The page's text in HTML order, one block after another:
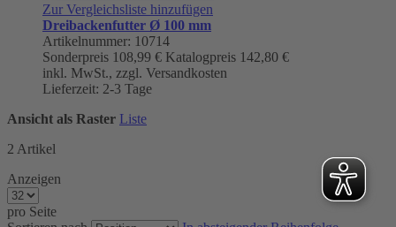
Zur Vergleichsliste hinzufügen
Dreibackenfutter Ø 100 mm
Artikelnummer: 10714
Sonderpreis 108,99 € Katalogpreis 142,80 €
inkl. MwSt., zzgl. Versandkosten
Lieferzeit: 2-3 Tage
Ansicht als Raster Liste
2 Artikel
Anzeigen
pro Seite